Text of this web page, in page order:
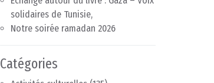
solidaires de Tunisie,
Notre soirée ramadan 2026
Catégories